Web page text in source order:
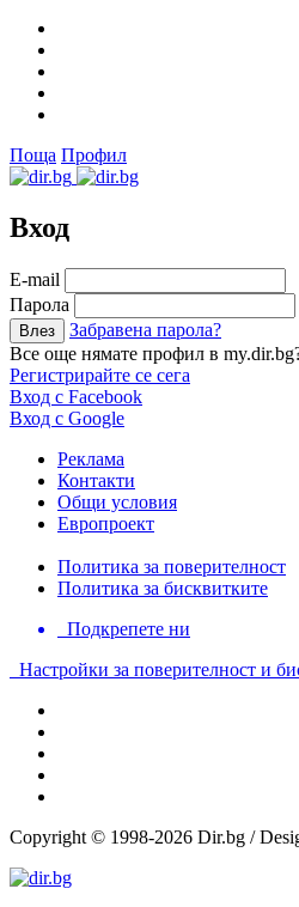
Поща Профил
Вход
Е-mail
Парола
Забравена парола?
Все още нямате профил в
Регистрирайте се сега
Вход с Facebook
Вход с Google
Реклама
Контакти
Общи условия
Европроект
Политика за поверителност
Политика за бисквитките
Подкрепете ни
Настройки за поверителност и
Copyright © 1998-2026 Dir.bg /